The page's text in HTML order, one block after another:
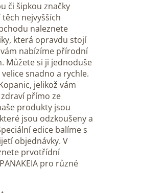
či šipkou značky
těch nejvyšších
naleznete
která opravdu stojí
nabízíme přírodní
Můžete si ji jednoduše
snadno a rychle.
jelikož vám
přímo ze
produkty jsou
jsou odzkoušeny a
edice balíme s
objednávky. V
prvotřídní
pro různé